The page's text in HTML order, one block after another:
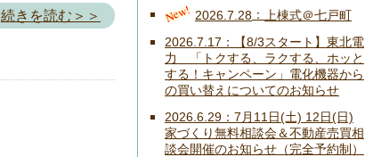
続きを読む＞＞
New! 2026.7.28
上棟式＠七戸町
2026.7.17
【8/3スタート】東北電
力 「トクする、ラクする、ホッと
する！キャンペーン」電化機器から
の買い替えについてのお知らせ
2026.6.29
7月11日(土) 12日(日)
家づくり無料相談会＆不動産売買相
談会開催のお知らせ（完全予約制）